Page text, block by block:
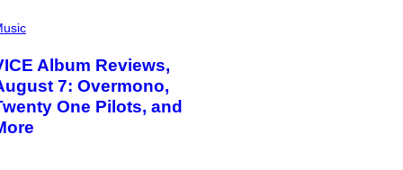
Album Reviews,
7: Overmono,
One Pilots, and